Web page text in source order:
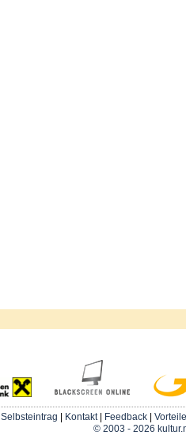
Selbsteintrag Kontakt| Feedback|
© 2003 - 2026